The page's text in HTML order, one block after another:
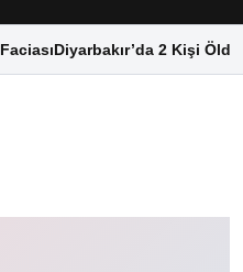
Diyarbakır’da 2 Kişi Öldü